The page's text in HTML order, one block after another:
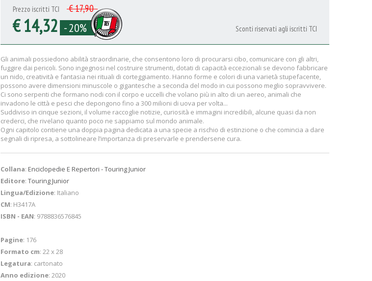
Prezzo iscritti TCI € 17,90
€ 14,32 - 20% Sconti riservati agli iscritti TCI
Gli animali possiedono abilità straordinarie, che consentono loro di procurarsi cibo, comunicare con gli altri,
fuggire dai pericoli. Sono ingegnosi nel costruire strumenti, dotati di capacità eccezionali se devono fabbricare
un nido, creatività e fantasia nei rituali di corteggiamento. Hanno forme e colori di una varietà stupefacente,
possono avere dimensioni minuscole o gigantesche a seconda del modo in cui possono meglio sopravvivere.
Ci sono serpenti che formano nodi con il corpo e uccelli che volano più in alto di un aereo, animali che
invadono le città e pesci che depongono fino a 300 milioni di uova per volta...
Suddiviso in cinque sezioni, il volume raccoglie notizie, curiosità e immagini incredibili, alcune quasi da non
crederci, che rivelano quanto poco ne sappiamo sul mondo animale.
Ogni capitolo contiene una doppia pagina dedicata a una specie a rischio di estinzione o che comincia a dare
segnali di ripresa, a sottolineare l’importanza di preservarle e prendersene cura.
Collana: Enciclopedie E Repertori - Touring Junior
Editore: Touring Junior
Lingua/Edizione: Italiano
CM: H3417A
ISBN - EAN: 9788836576845
Pagine: 176
Formato cm: 22 x 28
Legatura: cartonato
Anno edizione: 2020